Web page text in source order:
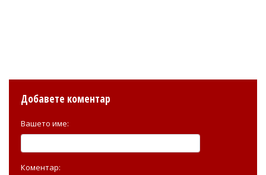
Добавете коментар
Вашето име:
Коментар: